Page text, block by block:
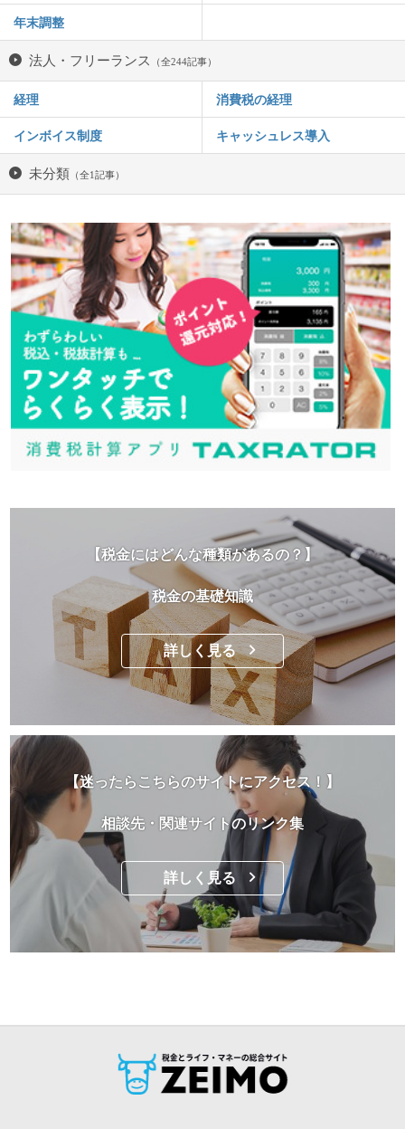
年末調整
法人・フリーランス （全244記事）
経理 消費税の経理
インボイス制度 キャッシュレス導入
未分類 （全1記事）
【税金にはどんな種類があるの？】
税金の基礎知識
詳しく見る
【迷ったらこちらのサイトにアクセス！】
相談先・関連サイトのリンク集
詳しく見る